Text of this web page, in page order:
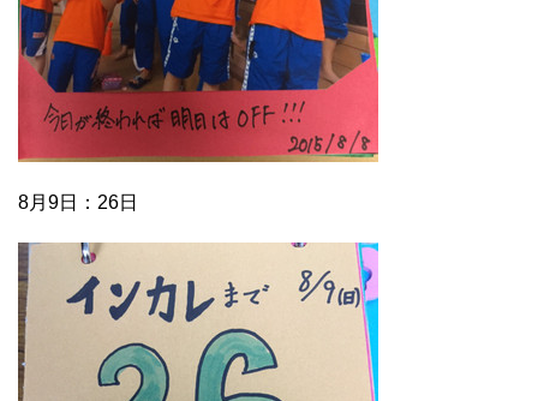
8月9日：26日